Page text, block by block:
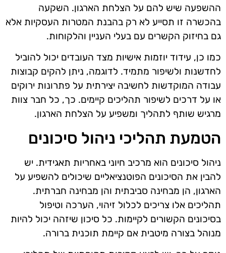
ההשפעה שיש להם על הצלחת הארגון. השקעה
בהכשרה זו תסייע לא רק בהבנת המטרות העסקיות אלא
גם בחיזוק הקשרים עם בעלי העניין והלקוחות.
כמו כן, עידוד יוזמות אישיות מצד העובדים יכול להוביל
לחדשנות ולשיפור מתמיד. לדוגמה, ניתן להקים קבוצות
עבודה המוקדשות לחשיבה יצירתית על פתרונות ירוקים
או על דרכים לשיפור תהליכים קיימים. כך, כל חבר צוות
מרגיש שותף לתהליך ומשפיע על הצלחת הארגון.
הטמעת תהליכי ניהול סיכונים
ניהול סיכונים הוא מרכיב חיוני באחריות תאגידית. יש
להבין את הסיכונים הפוטנציאליים שיכולים להשפיע על
הארגון, הן מבחינה סביבתית והן מבחינה חברתית.
תהליכים אלו צריכים לכלול זיהוי, הערכה וטיפול
בסיכונים הקשורים לקיימות. כל סיכון שיזהה יכול להיות
מנוהל בצורה מיטבית אם קיימת תוכנית ברורה.